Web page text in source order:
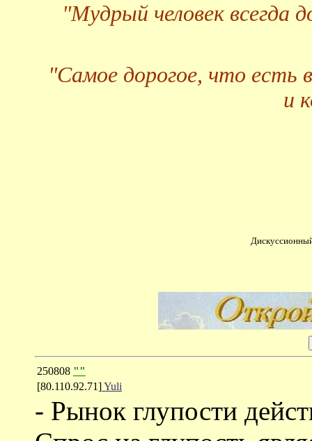
"Мудрый человек всегда
"Самое дорогое, что есть
и
250808 ""
[80.110.92.71]Yuli
- Рынок глупости